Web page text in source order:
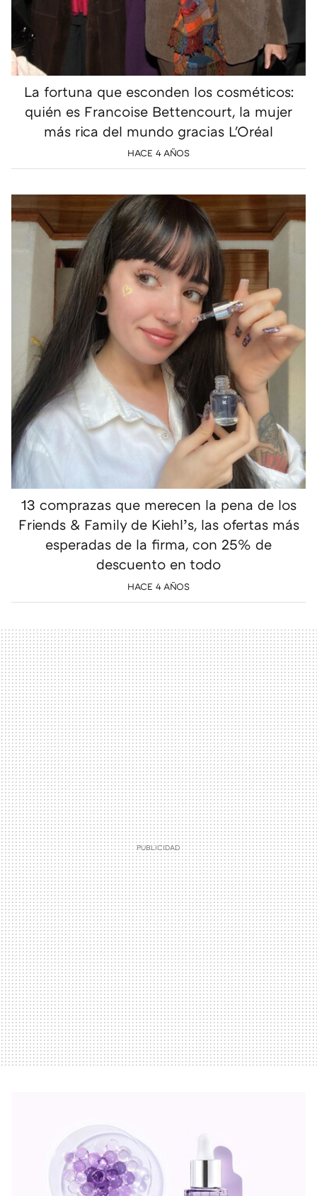
La fortuna que esconden los cosméticos:
quién es Francoise Bettencourt, la mujer
más rica del mundo gracias L'Oréal
HACE 4 AÑOS
13 comprazas que merecen la pena de los
Friends & Family de Kiehl’s, las ofertas más
esperadas de la firma, con 25% de
descuento en todo
HACE 4 AÑOS